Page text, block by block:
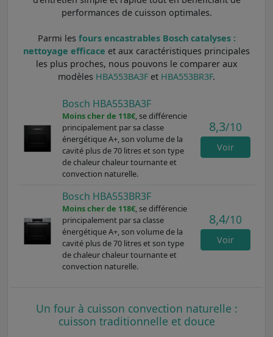
performances de cuisson optimales.
Parmi les fours encastrables Bosch catalyses :
nettoyage efficace et aux caractéristiques principales
les plus proches, nous pouvons le comparer aux
modèles HBA553BA3F et HBA553BR3F.
Bosch HBA553BA3F
Moins cher de 118€, se différencie
principalement par sa classe
énergétique A+, son volume de la
cavité plus de 70 litres et son type
de chaleur chaleur tournante et
convection naturelle.
8,3/10
Voir
Bosch HBA553BR3F
Moins cher de 118€, se différencie
principalement par sa classe
énergétique A+, son volume de la
cavité plus de 70 litres et son type
de chaleur chaleur tournante et
convection naturelle.
8,4/10
Voir
Un four à cuisson convection naturelle :
cuisson traditionnelle et douce